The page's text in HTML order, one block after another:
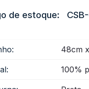
reflexivo arco-íris
de estoque:
48cm
100%